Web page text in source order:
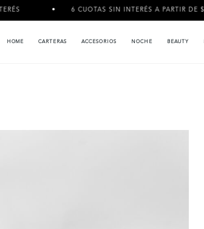
6 CUOTAS SIN INTERÉS A PARTIR DE $120.000
HOME CARTERAS ACCESORIOS NOCHE BEAUTY